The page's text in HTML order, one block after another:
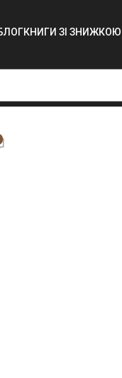
БЛОГКНИГИ ЗІ ЗНИЖКОЮ